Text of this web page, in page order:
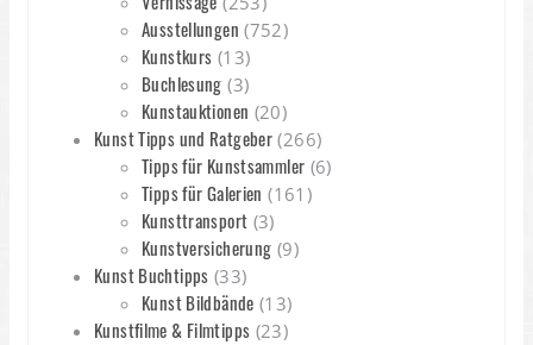
Ausstellungen (752)
Kunstkurs (13)
Buchlesung (3)
Kunstauktionen (20)
Kunst Tipps und Ratgeber (266)
Tipps für Kunstsammler (6)
Tipps für Galerien (161)
Kunsttransport (3)
Kunstversicherung (9)
Kunst Buchtipps (33)
Kunst Bildbände (13)
Kunstfilme & Filmtipps (23)